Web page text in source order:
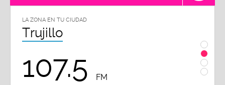
LA ZONA EN TU CIUDAD
Trujillo
107.5 FM